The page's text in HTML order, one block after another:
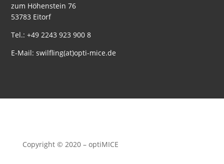
zum Höhenstein 76
53783 Eitorf
Tel.:+49 2243 923 900 8
E-Mail:swilfling(at)opti-mice.de
Copyright © 2020 – optiMICE